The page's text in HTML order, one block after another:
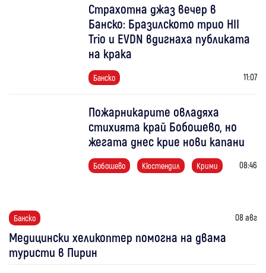
Страхотна джаз вечер в
Банско: Бразилското трио HII
Trio и EVDN вдигнаха публиката
на крака
Банско 11:07
Пожарникарите овладяха
стихията край Бобошево, но
жегата днес крие нови капани
Бобошево Кюстендил Крими 08:46
Банско 08 авг
Медицински хеликоптер помогна на двама
туристи в Пирин